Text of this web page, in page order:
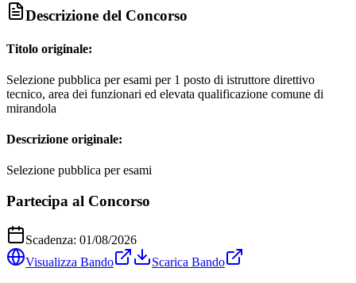
Descrizione del Concorso
Titolo originale:
Selezione pubblica per esami per 1 posto di istruttore direttivo
tecnico, area dei funzionari ed elevata qualificazione comune di
mirandola
Descrizione originale:
Selezione pubblica per esami
Partecipa al Concorso
Scadenza: 01/08/2026
Visualizza Bando
Scarica Bando